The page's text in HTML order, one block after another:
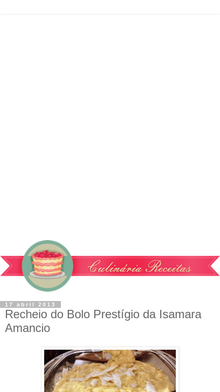
17 abril 2013
Recheio do Bolo Prestígio da Isamara
Amancio